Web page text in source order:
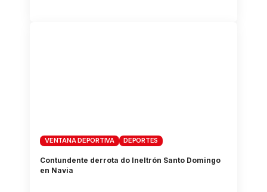
VENTANA DEPORTIVA DEPORTES
Contundente derrota do Ineltrón Santo Domingo
en Navia